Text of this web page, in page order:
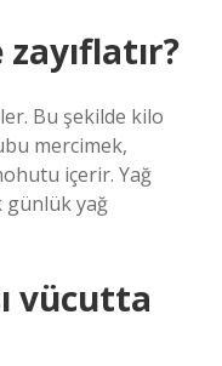
Bu şekilde kilo
mercimek,
içerir. Yağ
günlük yağ
vücutta